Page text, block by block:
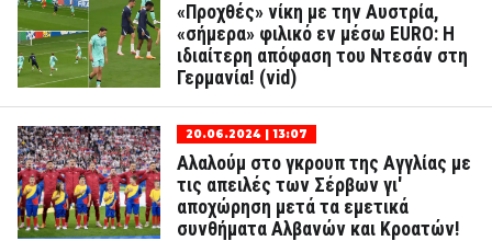
«Προχθές» νίκη με την Αυστρία,
«σήμερα» φιλικό εν μέσω EURO: Η
ιδιαίτερη απόφαση του Ντεσάν στη
Γερμανία! (vid)
20.06.2024 | 13:07
Αλαλούμ στο γκρουπ της Αγγλίας με
τις απειλές των Σέρβων γι'
αποχώρηση μετά τα εμετικά
συνθήματα Αλβανών και Κροατών!